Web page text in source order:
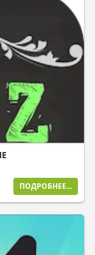
ПОДРОБНЕЕ...